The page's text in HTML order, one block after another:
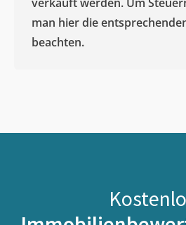
man hier die
beachten.